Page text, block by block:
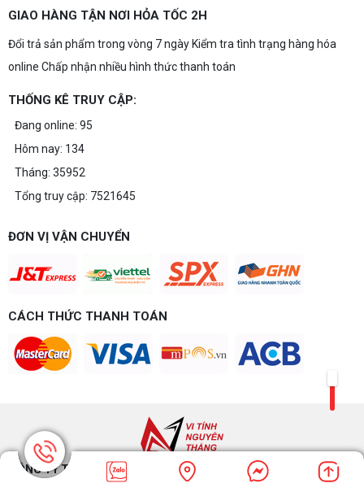
GIAO HÀNG TẬN NƠI HỎA TỐC 2H
Đổi trả sản phẩm trong vòng 7 ngày Kiểm tra tình trạng hàng hóa
online Chấp nhận nhiều hình thức thanh toán
THỐNG KÊ TRUY CẬP:
Đang online: 95
Hôm nay: 134
Tháng: 35952
Tổng truy cập: 7521645
ĐƠN VỊ VẬN CHUYỂN
CÁCH THỨC THANH TOÁN
CÔNG TY TNHH VI TÍNH NGUYỄN THẮNG BIÊN HÒA​